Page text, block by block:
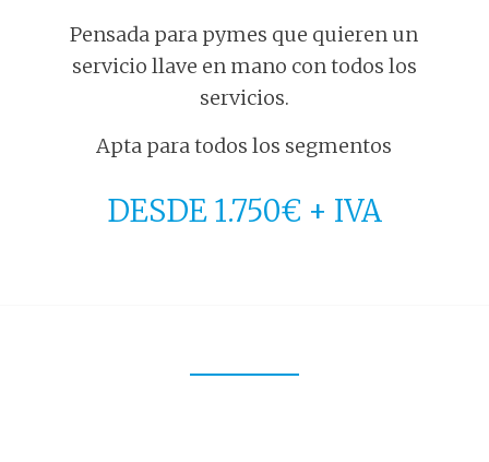
Pensada para pymes que quieren un
servicio llave en mano con todos los
servicios.
Apta para todos los segmentos
DESDE 1.750€ + IVA